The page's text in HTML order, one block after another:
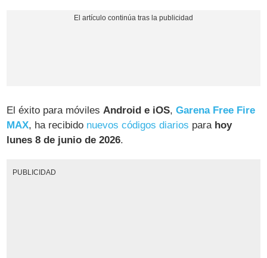
El éxito para móvilesAndroid e iOS,Garena Free Fire
MAX, ha recibido nuevos códigos diarios para hoy
lunes 8 de junio de 2026.
PUBLICIDAD